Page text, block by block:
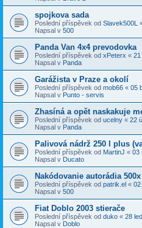
spojkova sada
Poslední příspěvek od Slavek500L
Napsal v 500
Panda Van 4x4 prevodovka
Poslední příspěvek od xPeterx « 21
Napsal v Panda
Garážista v Praze a okolí
Poslední příspěvek od mob66 « 05
Napsal v Punto - servis
Zhasíná a opět naskakuje
Poslední příspěvek od ucelny « 22
Napsal v Panda
Palivová nádrž 250 l plus
Poslední příspěvek od MartinJ « 03
Napsal v Ducato
Nakódovanie autorádia
Poslední příspěvek od patrik.el « 02
Napsal v 500
Fiat Doblo 2003 stierače
Poslední příspěvek od duko « 28
Napsal v Doblo